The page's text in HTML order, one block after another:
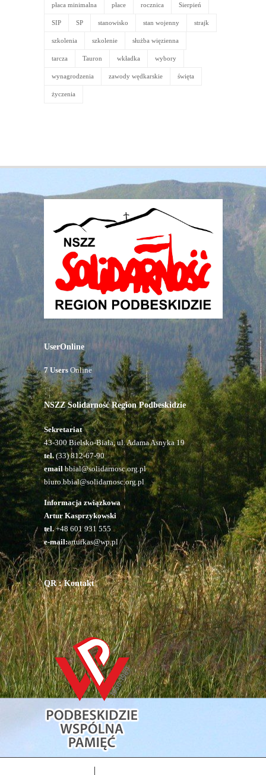
płaca minimalna płace rocznica Sierpień
SIP SP stanowisko stan wojenny strajk
szkolenia szkolenie służba więzienna
tarcza Tauron wkładka wybory
wynagrodzenia zawody wędkarskie święta
życzenia
UserOnline
7 UsersOnline
NSZZ Solidarność Region Podbeskidzie
Sekretariat
43-300 Bielsko-Biała, ul. Adama Asnyka 19
tel.(33) 812-67-90
emailbbial@solidarnosc.org.pl
biuro.bbial@solidarnosc.org.pl
Informacja związkowa
Artur Kasprzykowski
tel.+48 601 931 555
e-mail:arturkas@wp.pl
QR : Kontakt